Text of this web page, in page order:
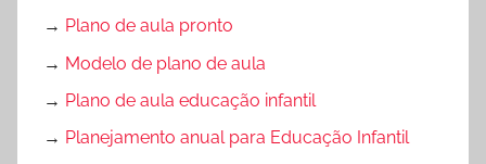
→ Plano de aula pronto
→ Modelo de plano de aula
→ Plano de aula educação infantil
→ Planejamento anual para Educação Infantil